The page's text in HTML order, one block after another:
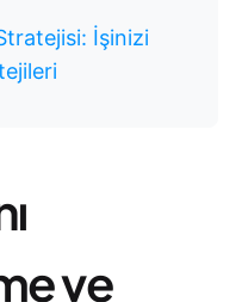
İşinizi
ve